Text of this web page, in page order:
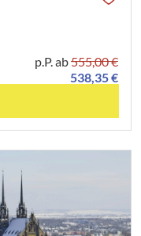
p.P. ab555,00 €
538,35 €